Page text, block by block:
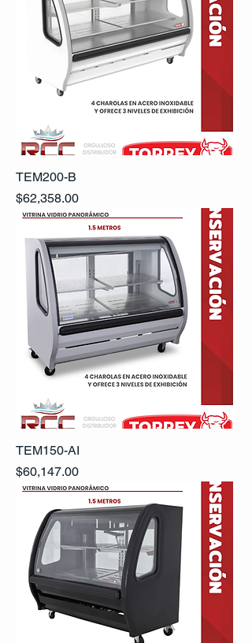
TEM200-B
Precio
$62,358.00
TEM150-AI
Precio
$60,147.00